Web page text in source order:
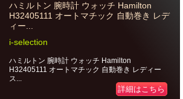
ハミルトン 腕時計 ウォッチ Hamilton
H32405111 オートマチック 自動巻き レデ
ィー...
i-selection
ハミルトン 腕時計 ウォッチ Hamilton
H32405111 オートマチック 自動巻き レディー
ス...
詳細はこちら